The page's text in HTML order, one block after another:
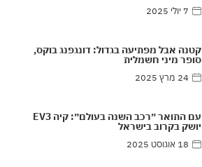
7 יולי 2025
קטנה אבל מפתיעה בגדול: דונגפנג בוקס,
סופר מיני חשמלית
24 מרץ 2025
עם התואר ״רכב השנה בעולם״: קיה EV3
יושק בקרוב בישראל
18 אוגוסט 2025